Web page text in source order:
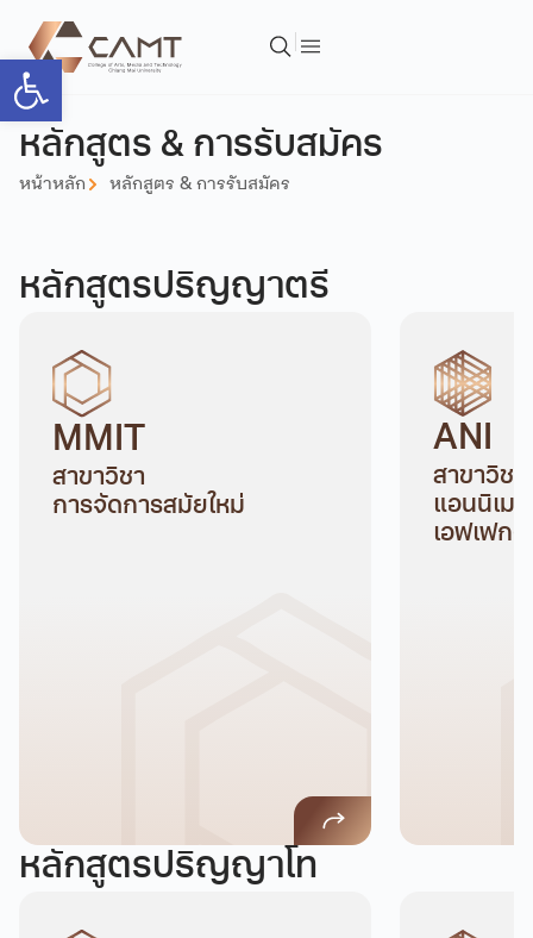
Open toolbar
หลักสูตร & การรับสมัคร
หน้าหลัก หลักสูตร & การรับสมัคร
หลักสูตรปริญญาตรี
MMIT
สาขาวิชา
การจัดการสมัยใหม่
ANI
สาขาวิชา
แอนนิเม
เอฟเฟกต์
หลักสูตรปริญญาโท